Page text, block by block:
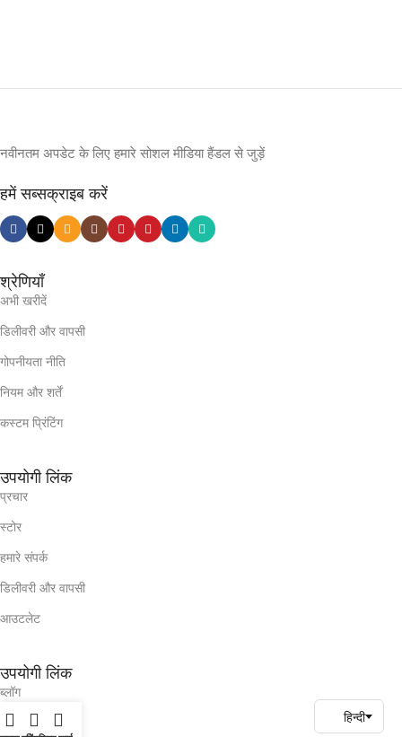
नवीनतम अपडेट के लिए हमारे सोशल मीडिया हैंडल से जुड़ें
हमें सब्सक्राइब करें
श्रेणियाँ
अभी खरीदें
डिलीवरी और वापसी
गोपनीयता नीति
नियम और शर्तें
कस्टम प्रिंटिंग
उपयोगी लिंक
प्रचार
स्टोर
हमारे संपर्क
डिलीवरी और वापसी
आउटलेट
उपयोगी लिंक
ब्लॉग
हमारे संपर्क